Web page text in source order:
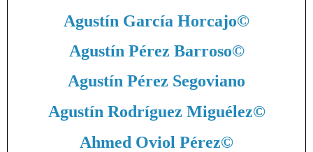
Agustín García Horcajo©
Agustín Pérez Barroso©
Agustín Pérez Segoviano
Agustín Rodríguez Miguélez©
Ahmed Oviol Pérez©